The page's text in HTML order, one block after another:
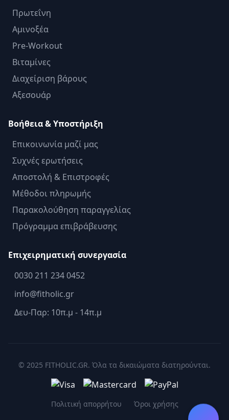
Πρωτεΐνη
Αμινοξέα
Pre-Workout
Βιταμίνες
Διαχείριση βάρους
Αξεσουάρ
Βοήθεια & Υποστήριξη
Επικοινωνία μαζί μας
Συχνές ερωτήσεις
Αποστολή & Επιστροφές
Μέθοδοι πληρωμής
Παρακολούθηση παραγγελίας
Πρόγραμμα επιβράβευσης
Επιχειρηματική συνεργασία
0030 211 234 0452
info@fitholic.gr
Δευ-Παρ: 10π.μ - 14π.μ
© 2025 FITHOLIC.GR. Όλα τα δικαιώματα διατηρούνται.
Πολιτική απορρήτου Όροι χρήσης